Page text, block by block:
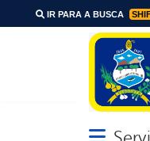
IR PARA A BUSCA